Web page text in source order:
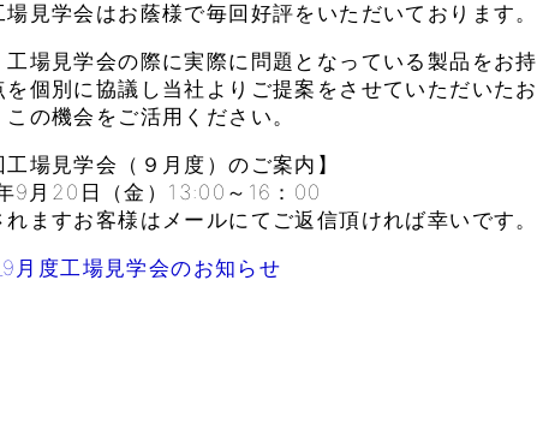
場見学会はお蔭様で毎回好評をいただいております。
工場見学会の際に実際に問題となっている製品をお持
を個別に協議し当社よりご提案をさせていただいた
この機会をご活用ください。
工場見学会（９月度）のご案内】
9月20日（金）13:00～16：00
れますお客様はメールにてご返信頂ければ幸いです。
月度工場見学会のお知らせ